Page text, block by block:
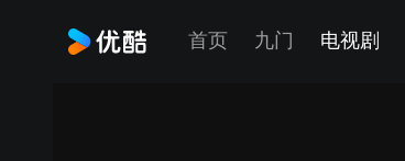
首页 九门 电视剧